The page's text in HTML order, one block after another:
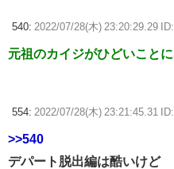
540: 2022/07/28(木) 23:20:29.29
元祖のカイジがひどいこと
554: 2022/07/28(木) 23:21:45.31
>>540
デパート脱出編は酷いけど